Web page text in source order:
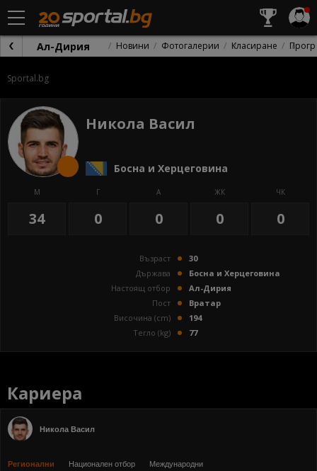
Ал-Дирия Новини Фотогалерии Класиране
Sportal.bg
Никола Васил
Босна и Херцеговина
М
34
Г
0
А
0
ЖК
0
ЧК
0
Възраст
30
Държава
Босна и Херцеговина
Настоящ отбор
Ал-Дирия
Пост
Вратар
Височина (cm)
194
Тегло (kg)
77
Кариера
Никола Васил
Регионални Национален отбор Международни